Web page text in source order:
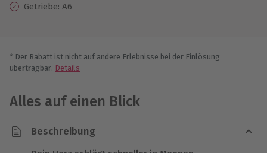
Getriebe: A6
* Der Rabatt ist nicht auf andere Erlebnisse bei der Einlösung
übertragbar. Details
Alles auf einen Blick
Beschreibung